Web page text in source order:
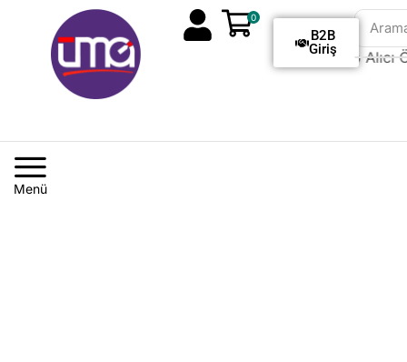
Tüm Siparişlerde Kargo Alıcı
0
B2B
Giriş
Menü